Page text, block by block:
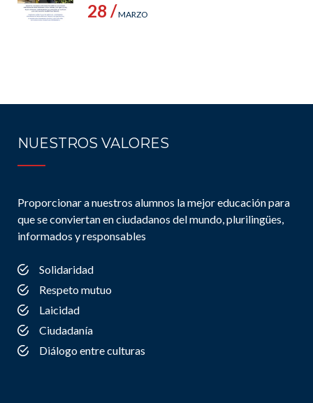
28 /MARZO
NUESTROS VALORES
Proporcionar a nuestros alumnos la mejor educación para
que se conviertan en ciudadanos del mundo, plurilingües,
informados y responsables
Solidaridad
Respeto mutuo
Laicidad
Ciudadanía
Diálogo entre culturas